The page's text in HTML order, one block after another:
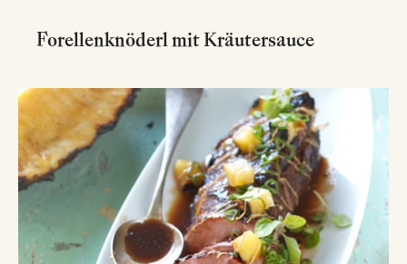
Forellenknöderl mit Kräutersauce